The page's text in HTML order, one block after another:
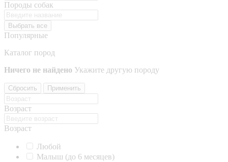
Породы собак
Выбрать все
Популярные
Каталог пород
Ничего не найдено Укажите другую породу
Сбросить Применить
Возраст
Возраст
Любой
Малыш (до 6 месяцев)